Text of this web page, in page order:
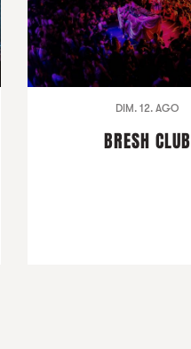
DIM. 12. AGO
BRESH CLUB